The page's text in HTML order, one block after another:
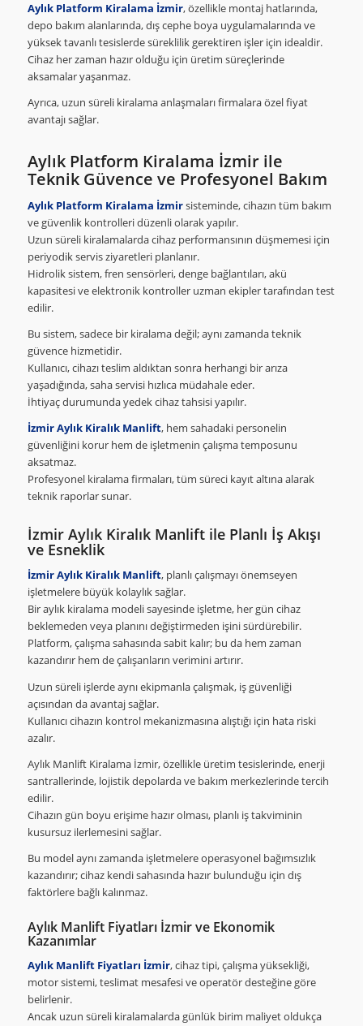
Aylık Platform Kiralama İzmir, özellikle montaj hatlarında,
depo bakım alanlarında, dış cephe boya uygulamalarında ve
yüksek tavanlı tesislerde süreklilik gerektiren işler için idealdir.
Cihaz her zaman hazır olduğu için üretim süreçlerinde
aksamalar yaşanmaz.
Ayrıca, uzun süreli kiralama anlaşmaları firmalara özel fiyat
avantajı sağlar.
Aylık Platform Kiralama İzmir ile
Teknik Güvence ve Profesyonel Bakım
Aylık Platform Kiralama İzmirsisteminde, cihazın tüm bakım
ve güvenlik kontrolleri düzenli olarak yapılır.
Uzun süreli kiralamalarda cihaz performansının düşmemesi için
periyodik servis ziyaretleri planlanır.
Hidrolik sistem, fren sensörleri, denge bağlantıları, akü
kapasitesi ve elektronik kontroller uzman ekipler tarafından test
edilir.
Bu sistem, sadece bir kiralama değil; aynı zamanda teknik
güvence hizmetidir.
Kullanıcı, cihazı teslim aldıktan sonra herhangi bir arıza
yaşadığında, saha servisi hızlıca müdahale eder.
İhtiyaç durumunda yedek cihaz tahsisi yapılır.
İzmir Aylık Kiralık Manlift, hem sahadaki personelin
güvenliğini korur hem de işletmenin çalışma temposunu
aksatmaz.
Profesyonel kiralama firmaları, tüm süreci kayıt altına alarak
teknik raporlar sunar.
İzmir Aylık Kiralık Manlift ile Planlı İş Akışı
ve Esneklik
İzmir Aylık Kiralık Manlift, planlı çalışmayı önemseyen
işletmelere büyük kolaylık sağlar.
Bir aylık kiralama modeli sayesinde işletme, her gün cihaz
beklemeden veya planını değiştirmeden işini sürdürebilir.
Platform, çalışma sahasında sabit kalır; bu da hem zaman
kazandırır hem de çalışanların verimini artırır.
Uzun süreli işlerde aynı ekipmanla çalışmak, iş güvenliği
açısından da avantaj sağlar.
Kullanıcı cihazın kontrol mekanizmasına alıştığı için hata riski
azalır.
Aylık Manlift Kiralama İzmir, özellikle üretim tesislerinde, enerji
santrallerinde, lojistik depolarda ve bakım merkezlerinde tercih
edilir.
Cihazın gün boyu erişime hazır olması, planlı iş takviminin
kusursuz ilerlemesini sağlar.
Bu model aynı zamanda işletmelere operasyonel bağımsızlık
kazandırır; cihaz kendi sahasında hazır bulunduğu için dış
faktörlere bağlı kalınmaz.
Aylık Manlift Fiyatları İzmir ve Ekonomik
Kazanımlar
Aylık Manlift Fiyatları İzmir, cihaz tipi, çalışma yüksekliği,
motor sistemi, teslimat mesafesi ve operatör desteğine göre
belirlenir.
Ancak uzun süreli kiralamalarda günlük birim maliyet oldukça